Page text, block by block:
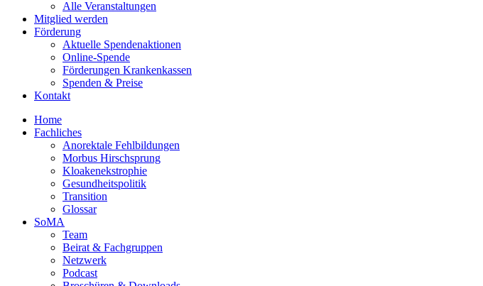
Alle Veranstaltungen
Mitglied werden
Förderung
Aktuelle Spendenaktionen
Online-Spende
Förderungen Krankenkassen
Spenden & Preise
Kontakt
Home
Fachliches
Anorektale Fehlbildungen
Morbus Hirschsprung
Kloakenekstrophie
Gesundheitspolitik
Transition
Glossar
SoMA
Team
Beirat & Fachgruppen
Netzwerk
Podcast